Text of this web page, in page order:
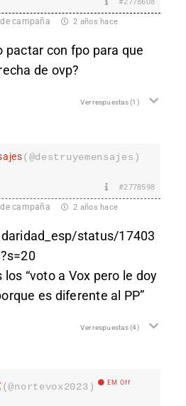
campaña 2 años hace
pactar con fpo para que
de ovp?
Ver respuestas(1)
(@destruyemensajes)
#2778598
campaña 2 años hace
status/17403
“voto a Vox pero le doy
es diferente al PP”
Ver respuestas(4)
(@nortevox2023) EM Off